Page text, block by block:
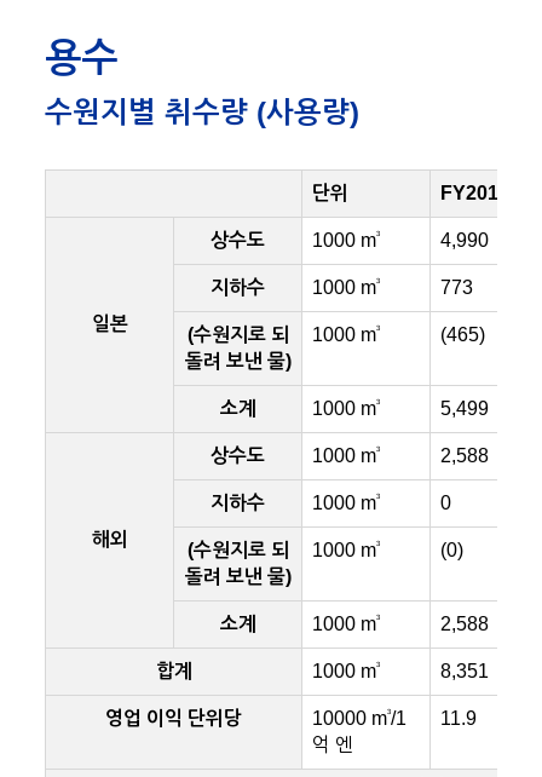
용수
수원지별 취수량 (사용량)
단위 FY2018
일본
상수도 1000 m3 4,990
지하수 1000 m3 773
(수원지로 되
돌려 보낸 물)
1000 m3 (465)
소계 1000 m3 5,499
해외
상수도 1000 m3 2,588
지하수 1000 m3 0
(수원지로 되
돌려 보낸 물)
1000 m3 (0)
소계 1000 m3 2,588
합계 1000 m3 8,351
영업 이익 단위당 10000 m3/1
억 엔
11.9